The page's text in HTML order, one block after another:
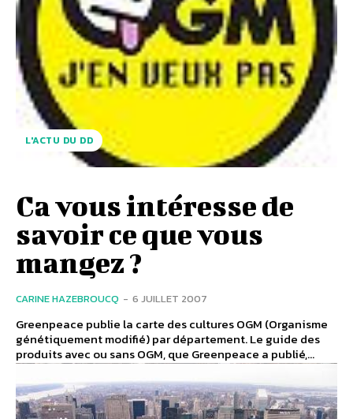
L'ACTU DU DD
Ca vous intéresse de
savoir ce que vous
mangez ?
CARINE HAZEBROUCQ - 6 JUILLET 2007
Greenpeace publie la carte des cultures OGM (Organisme
génétiquement modifié) par département. Le guide des
produits avec ou sans OGM, que Greenpeace a publié,...